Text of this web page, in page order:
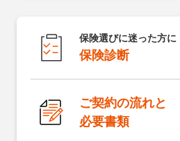
保険選びに迷った方に
保険診断
ご契約の流れと
必要書類